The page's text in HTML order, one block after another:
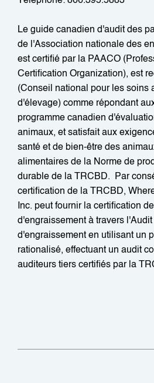
Le guide canadien d'audit des
de l'Association nationale des
est certifié par la PAACO
Certification Organization), est
(Conseil national pour les soins
d'élevage) comme répondant
programme canadien
animaux, et satisfait aux
santé et de bien-être des
alimentaires de la Norme de
durable de la TRCBD. Par
certification de la TRCBD,
Inc. peut fournir la certification
d'engraissement à travers
d'engraissement en utilisant un
rationalisé, effectuant un audit
auditeurs tiers certifiés par la